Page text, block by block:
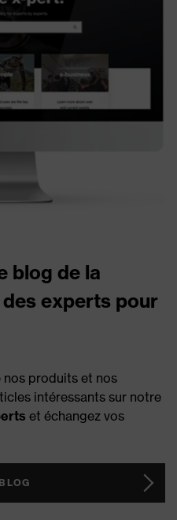
blog de la
experts pour
nos produits et nos
intéressants sur notre
et échangez vos